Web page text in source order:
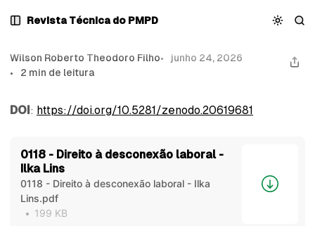
para
para
paraRevista Técnica do PMPD
Direito à desconexão laboral
Direito à desconexão laboral
Wilson Roberto Theodoro Filho
junho 24, 2026
2 min de leitura
DOI: https://doi.org/10.5281/zenodo.20619681
0118 - Direito à desconexão laboral -
Ilka Lins
0118 - Direito à desconexão laboral - Ilka
Lins.pdf
199 KB